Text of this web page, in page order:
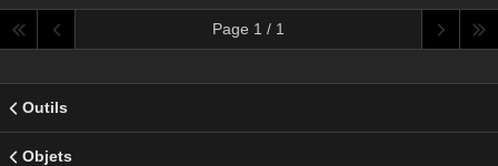
Page 1 / 1
Outils
Objets